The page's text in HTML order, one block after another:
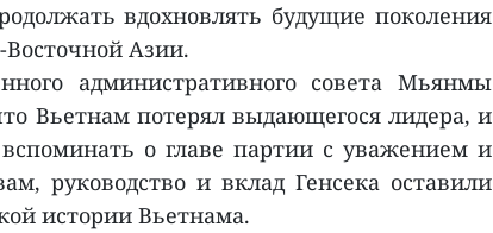
вдохновлять будущие поколения
Азии.
административного совета Мьянмы
Вьетнам потерял выдающегося лидера, и
о главе партии с уважением и
руководство и вклад Генсека оставили
истории Вьетнама.